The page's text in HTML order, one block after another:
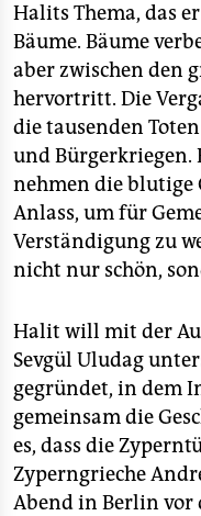
Halits Thema, das
Bäume. Bäume
aber zwischen den
hervortritt. Die
die tausenden
und
nehmen die blutige
Anlass, um für
Verständigung zu
nicht nur schön,
Halit will mit der
Sevgül Uludag
gegründet, in dem
gemeinsam die
es, dass die
Zyperngrieche
Abend in Berlin